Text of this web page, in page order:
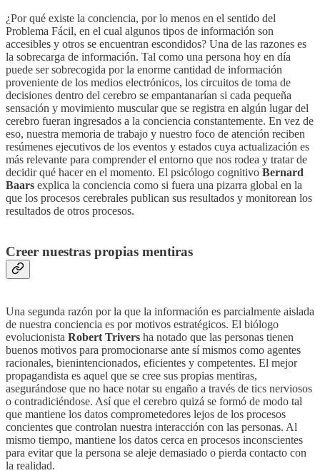
¿Por qué existe la conciencia, por lo menos en el sentido del
Problema Fácil, en el cual algunos tipos de información son
accesibles y otros se encuentran escondidos? Una de las razones es
la sobrecarga de información. Tal como una persona hoy en día
puede ser sobrecogida por la enorme cantidad de información
proveniente de los medios electrónicos, los circuitos de toma de
decisiones dentro del cerebro se empantanarían si cada pequeña
sensación y movimiento muscular que se registra en algún lugar del
cerebro fueran ingresados a la conciencia constantemente. En vez de
eso, nuestra memoria de trabajo y nuestro foco de atención reciben
resúmenes ejecutivos de los eventos y estados cuya actualización es
más relevante para comprender el entorno que nos rodea y tratar de
decidir qué hacer en el momento. El psicólogo cognitivo Bernard
Baars explica la conciencia como si fuera una pizarra global en la
que los procesos cerebrales publican sus resultados y monitorean los
resultados de otros procesos.
Creer nuestras propias mentiras
Una segunda razón por la que la información es parcialmente aislada
de nuestra conciencia es por motivos estratégicos. El biólogo
evolucionista Robert Trivers ha notado que las personas tienen
buenos motivos para promocionarse ante sí mismos como agentes
racionales, bienintencionados, eficientes y competentes. El mejor
propagandista es aquel que se cree sus propias mentiras,
asegurándose que no hace notar su engaño a través de tics nerviosos
o contradiciéndose. Así que el cerebro quizá se formó de modo tal
que mantiene los datos comprometedores lejos de los procesos
concientes que controlan nuestra interacción con las personas. Al
mismo tiempo, mantiene los datos cerca en procesos inconscientes
para evitar que la persona se aleje demasiado o pierda contacto con
la realidad.